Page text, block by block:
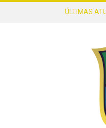
ÚLTIMAS